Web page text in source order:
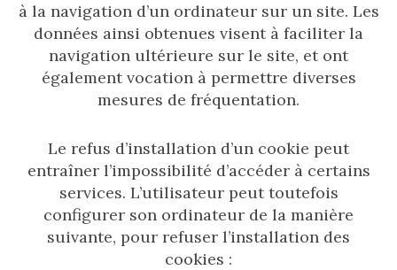
à la navigation d’un ordinateur sur un site. Les
données ainsi obtenues visent à faciliter la
navigation ultérieure sur le site, et ont
également vocation à permettre diverses
mesures de fréquentation.
Le refus d’installation d’un cookie peut
entraîner l’impossibilité d’accéder à certains
services. L’utilisateur peut toutefois
configurer son ordinateur de la manière
suivante, pour refuser l’installation des
cookies :